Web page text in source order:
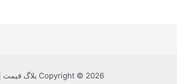
Copyright © 2026 بلاگ قیمت | Powered by